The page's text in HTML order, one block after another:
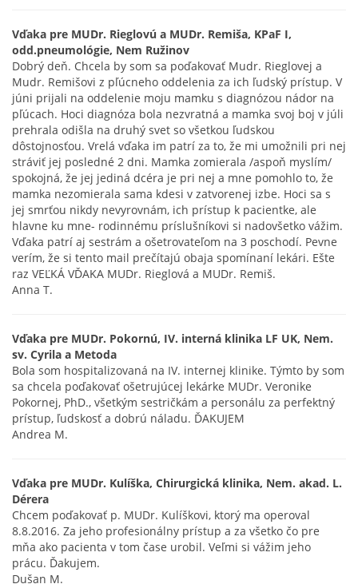
Vďaka pre MUDr. Rieglovú a MUDr. Remiša, KPaF I,
odd.pneumológie, Nem Ružinov
Dobrý deň. Chcela by som sa poďakovať Mudr. Rieglovej a
Mudr. Remišovi z pľúcneho oddelenia za ich ľudský prístup. V
júni prijali na oddelenie moju mamku s diagnózou nádor na
pľúcach. Hoci diagnóza bola nezvratná a mamka svoj boj v júli
prehrala odišla na druhý svet so všetkou ľudskou
dôstojnosťou. Vrelá vďaka im patrí za to, že mi umožnili pri nej
stráviť jej posledné 2 dni. Mamka zomierala /aspoň myslím/
spokojná, že jej jediná dcéra je pri nej a mne pomohlo to, že
mamka nezomierala sama kdesi v zatvorenej izbe. Hoci sa s
jej smrťou nikdy nevyrovnám, ich prístup k pacientke, ale
hlavne ku mne- rodinnému príslušníkovi si nadovšetko vážim.
Vďaka patrí aj sestrám a ošetrovateľom na 3 poschodí. Pevne
verím, že si tento mail prečítajú obaja spomínaní lekári. Ešte
raz VEĽKÁ VĎAKA MUDr. Rieglová a MUDr. Remiš.
Anna T.
Vďaka pre MUDr. Pokornú, IV. interná klinika LF UK, Nem.
sv. Cyrila a Metoda
Bola som hospitalizovaná na IV. internej klinike. Týmto by som
sa chcela poďakovať ošetrujúcej lekárke MUDr. Veronike
Pokornej, PhD., všetkým sestričkám a personálu za perfektný
prístup, ľudskosť a dobrú náladu. ĎAKUJEM
Andrea M.
Vďaka pre MUDr. Kulíška, Chirurgická klinika, Nem. akad. L.
Dérera
Chcem poďakovať p. MUDr. Kulíškovi, ktorý ma operoval
8.8.2016. Za jeho profesionálny prístup a za všetko čo pre
mňa ako pacienta v tom čase urobil. Veľmi si vážim jeho
prácu. Ďakujem.
Dušan M.